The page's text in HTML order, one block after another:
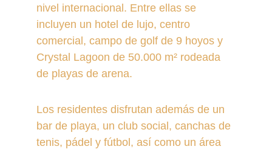
nivel internacional. Entre ellas se
incluyen un hotel de lujo, centro
comercial, campo de golf de 9 hoyos y
Crystal Lagoon de 50.000 m² rodeada
de playas de arena.
Los residentes disfrutan además de un
bar de playa, un club social, canchas de
tenis, pádel y fútbol, así como un área